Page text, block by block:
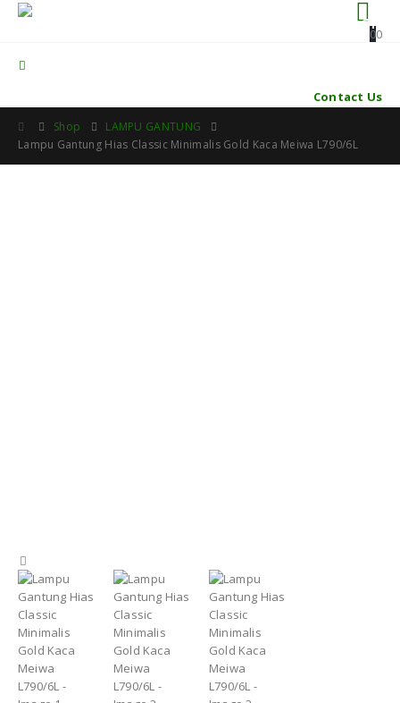
00
Contact Us
Shop
LAMPU GANTUNG
Lampu Gantung Hias Classic Minimalis Gold Kaca Meiwa L790/6L